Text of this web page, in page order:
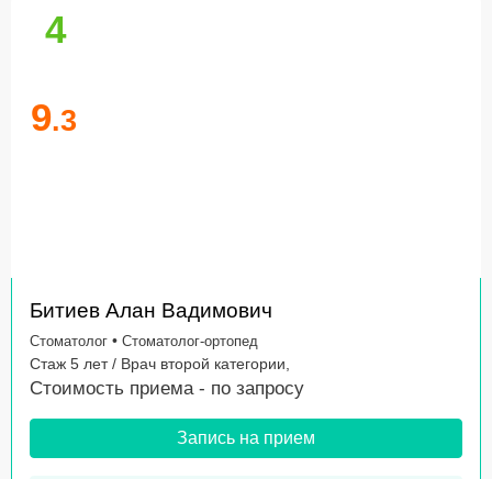
4
9.3
Битиев Алан Вадимович
Стоматолог • Стоматолог-ортопед
Стаж 5 лет / Врач второй категории,
Стоимость приема - по запросу
Запись на прием